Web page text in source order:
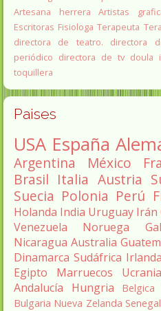
Artesana herrera
Artistas
Escritoras Fisiologa Terapeuta
directora de teatro.
directora
periódico directora de tv doula
toquillera
Paises
USA España
Argentina México
Brasil Italia Austria
Suecia Polonia Perú
Holanda India Uruguay Irán
Venezuela
Noruega
Nicaragua Australia
Dinamarca Sudáfrica Irlanda
Egipto
Marruecos Ucrania
Andalucía
Hungria Belgica
Bulgaria Nueva Zelanda Senegal